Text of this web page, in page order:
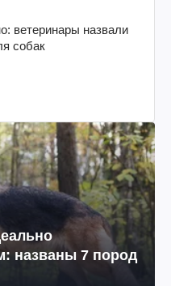
ветеринары назвали
собак
названы 7 пород